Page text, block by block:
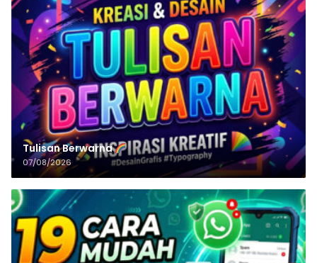
Tulisan‌‌‌‌‌‌‌‌‌‌‌‌‌‌‌‌ Berwarna
07/08/2026